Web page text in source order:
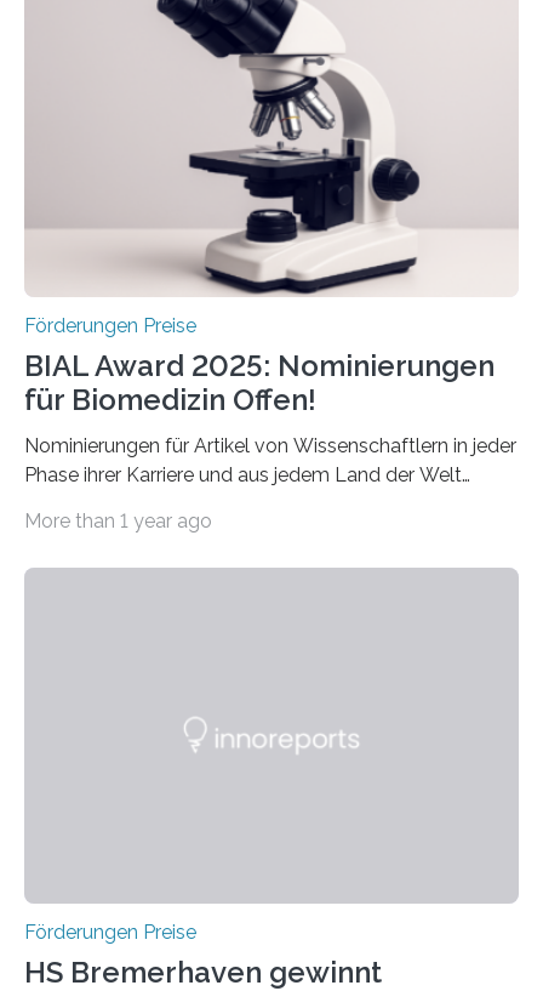
Schlaganfallforschung, um die Behandlung der
Betroffenen zu verbessern. Dazu schreibt sie auch in
diesem Jahr wieder deutschlandweit den Hentschel-
Preis aus. Er richtet sich gezielt an jüngere
Forscherinnen und Forscher unter 40 Jahren. Geehrt
werden soll eine herausragende Doktorarbeit oder eine
hochrangige wissenschaftliche Publikation zum Thema
Förderungen Preise
BIAL Award 2025: Nominierungen
für Biomedizin Offen!
Nominierungen für Artikel von Wissenschaftlern in jeder
Phase ihrer Karriere und aus jedem Land der Welt
Leben gerufen, um die bemerkenswertesten
Foundation, des BIAL Award in Biomedicine ist in
More than 1 year ago
Förderungen Preise
HS Bremerhaven gewinnt